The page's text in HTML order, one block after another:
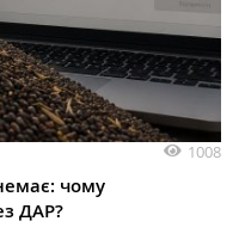
1008
чому
ДАР?